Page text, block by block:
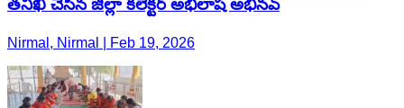
తనిఖీ చేసిన జిల్లా కలెక్టర్ అభిలాష అభినవ్
Nirmal, Nirmal | Feb 19, 2026